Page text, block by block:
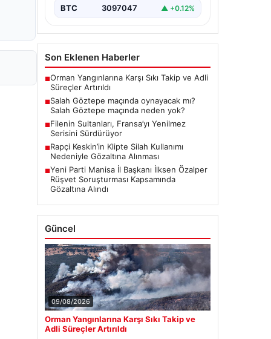
BTC 3097047 ▲ +0.12%
Son Eklenen Haberler
■Orman Yangınlarına Karşı Sıkı Takip ve Adli
Süreçler Artırıldı
■Salah Göztepe maçında oynayacak mı?
Salah Göztepe maçında neden yok?
■Filenin Sultanları, Fransa’yı Yenilmez
Serisini Sürdürüyor
■Rapçi Keskin’in Klipte Silah Kullanımı
Nedeniyle Gözaltına Alınması
■Yeni Parti Manisa İl Başkanı İlksen Özalper
Rüşvet Soruşturması Kapsamında
Gözaltına Alındı
Güncel
09/08/2026
Orman Yangınlarına Karşı Sıkı Takip ve
Adli Süreçler Artırıldı